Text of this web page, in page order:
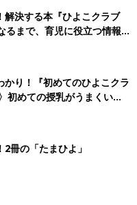
解決する本『ひよこクラブ
まで、育児に役立つ情報が
り！『初めてのひよこクラ
初めての授乳がうまくい
基本と夏のトラブル 解決テ
冊の「たまひよ」